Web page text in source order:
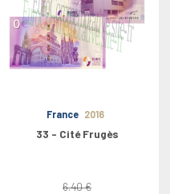
France 2016
33 - Cité Frugès
6.40 €